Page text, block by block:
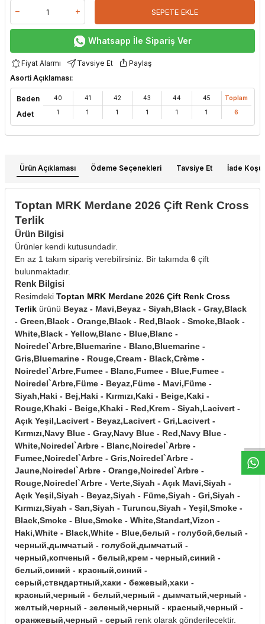
SEPETE EKLE
Whatsapp İle Sipariş Ver
Fiyat Alarmı Tavsiye Et
Paylaş
Asorti Açıklaması:
Beden
Adet
40
1
41
1
42
1
43
1
44
1
45
1
Toplam
6
Ürün Açıklaması Ödeme Seçenekleri Tavsiye Et İade
Toptan MRK Merdane 2026 Çift Renk Cross
Terlik
Ürün Bilgisi
Ürünler kendi kutusundadir.
En az 1 takım sipariş verebilirsiniz. Bir takımda 6 çift
bulunmaktadır.
Renk Bilgisi
Resimdeki Toptan MRK Merdane 2026 Çift Renk Cross
Terlik ürünü Beyaz - Mavi,Beyaz - Siyah,Black - Gray,Black
- Green,Black - Orange,Black - Red,Black - Smoke,Black -
White,Black - Yellow,Blanc - Blue,Blanc -
Noiredel`Arbre,Bluemarine - Blanc,Bluemarine -
Gris,Bluemarine - Rouge,Cream - Black,Crème -
Noiredel`Arbre,Fumee - Blanc,Fumee - Blue,Fumee -
Noiredel`Arbre,Füme - Beyaz,Füme - Mavi,Füme -
Siyah,Haki - Bej,Haki - Kırmızı,Kaki - Beige,Kaki -
Rouge,Khaki - Beige,Khaki - Red,Krem - Siyah,Lacivert -
Açık Yeşil,Lacivert - Beyaz,Lacivert - Gri,Lacivert -
Kırmızı,Navy Blue - Gray,Navy Blue - Red,Navy Blue -
White,Noiredel`Arbre - Blanc,Noiredel`Arbre -
Fumee,Noiredel`Arbre - Gris,Noiredel`Arbre -
Jaune,Noiredel`Arbre - Orange,Noiredel`Arbre -
Rouge,Noiredel`Arbre - Verte,Siyah - Açık Mavi,Siyah -
Açık Yeşil,Siyah - Beyaz,Siyah - Füme,Siyah - Gri,Siyah -
Kırmızı,Siyah - Sarı,Siyah - Turuncu,Siyah - Yeşil,Smoke -
Black,Smoke - Blue,Smoke - White,Standart,Vizon -
Haki,White - Black,White - Blue,белый - голубой,белый -
черный,дымчатый - голубой,дымчатый -
черный,копченый - белый,крем - черный,синий -
белый,синий - красный,синий -
серый,ствндартный,хаки - бежевый,хаки -
красный,черный - белый,черный - дымчатый,черный -
желтый,черный - зеленый,черный - красный,черный -
оранжевый,черный - серый renk olarak gönderilecektir.